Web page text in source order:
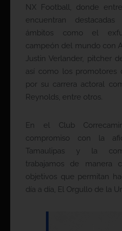
NX Football, donde
encuentran
ámbitos como el
campeón del mundo con
Justin Verlander, pitcher
así como los promotores
por su carrera actoral
Reynolds, entre otros.
En el Club
compromiso con la
Tamaulipas y la
trabajamos de manera
objetivos que permitan
día a día, El Orgullo de la